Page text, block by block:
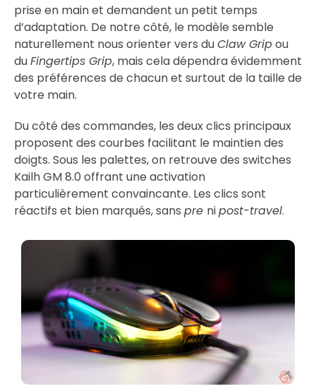
prise en main et demandent un petit temps
d’adaptation. De notre côté, le modèle semble
naturellement nous orienter vers duClaw Gripou
duFingertips Grip, mais cela dépendra évidemment
des préférences de chacun et surtout de la taille de
votre main.
Du côté des commandes, les deux clics principaux
proposent des courbes facilitant le maintien des
doigts. Sous les palettes, on retrouve des switches
Kailh GM 8.0 offrant une activation
particulièrement convaincante. Les clics sont
réactifs et bien marqués, sans pre nipost-travel.